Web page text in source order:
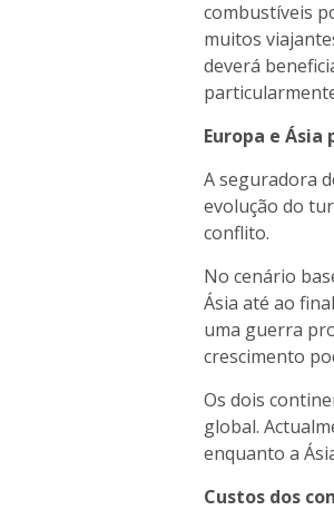
combustíveis
muitos
deverá
Europa e
A seguradora
evolução do
conflito.
No cenário
Ásia até ao
uma guerra
crescimento
Os dois
global.
enquanto a
Custos dos